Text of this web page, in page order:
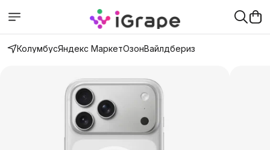
КолумбусЯндекс МаркетОзонВайлдбериз